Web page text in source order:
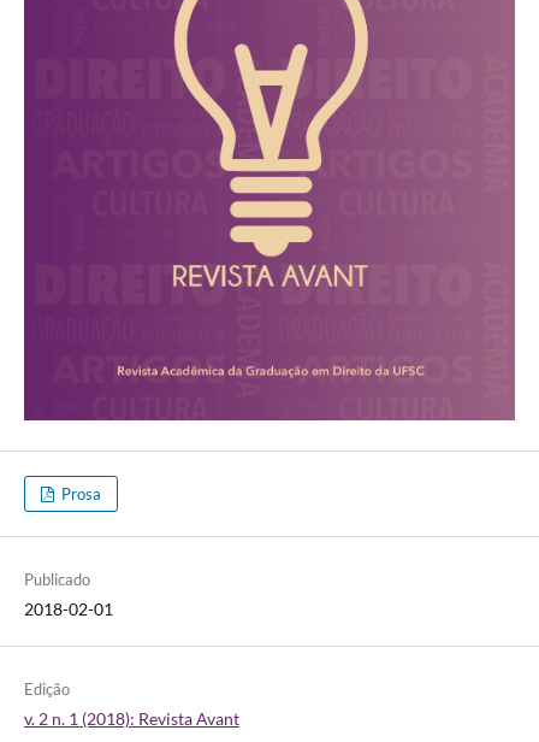
Prosa
Publicado
2018-02-01
Edição
v. 2 n. 1 (2018): Revista Avant